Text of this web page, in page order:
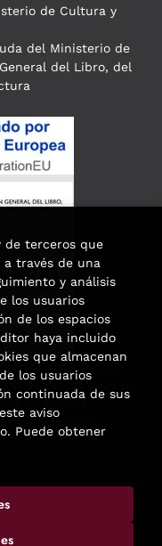
de Cultura y
del Ministerio de
del Libro, del
recibido una ayuda
de las librerías de
de Madrid
al año 2025.
Reservados |
de terceros que
través de una
y análisis
los usuarios
de los espacios
haya incluido
que almacenan
los usuarios
continuada de sus
aviso
Puede obtener